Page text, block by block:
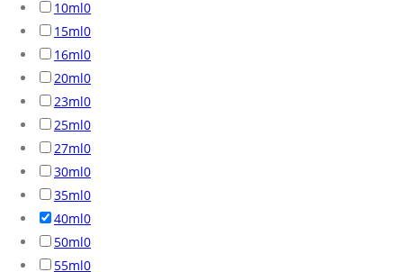
10ml0
15ml0
16ml0
20ml0
23ml0
25ml0
27ml0
30ml0
35ml0
40ml0
50ml0
55ml0